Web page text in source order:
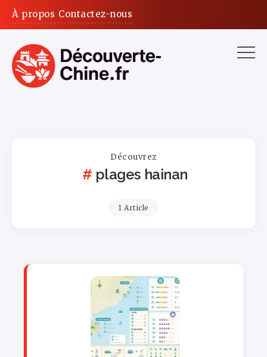
À propos Contactez-nous
Découvrez
plages hainan
1 Article